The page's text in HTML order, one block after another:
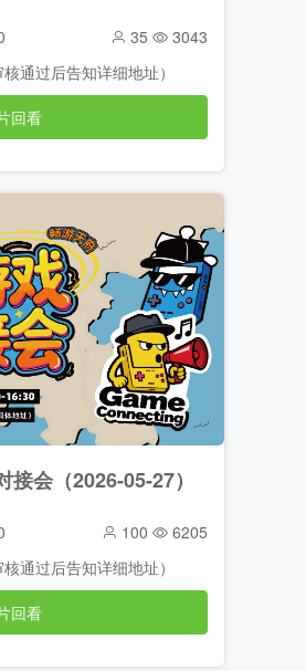
35
3043
通过后告知详细地址）
回看
会（2026-05-27）
100
6205
通过后告知详细地址）
回看